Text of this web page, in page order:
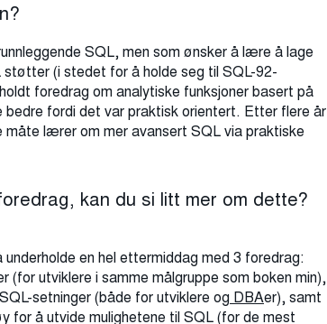
SQL, men som ønsker å lære å lage
støtter (i stedet for å holde seg til SQL-92-
foredrag om analytiske funksjoner basert på
fordi det var praktisk orientert. Etter flere år
lærer om mer avansert SQL via praktiske
kan du si litt mer om dette?
en hel ettermiddag med 3 foredrag:
(for utviklere i samme målgruppe som boken min),
setninger (både for utviklere og DBAer), samt
for å utvide mulighetene til SQL (for de mest